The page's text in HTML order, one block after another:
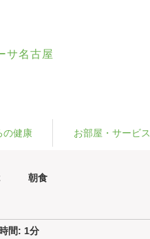
サ名古屋
の健康 お部屋・サービス
朝食
間: 1分